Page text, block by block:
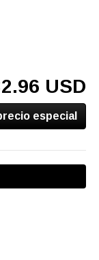
USD
especial